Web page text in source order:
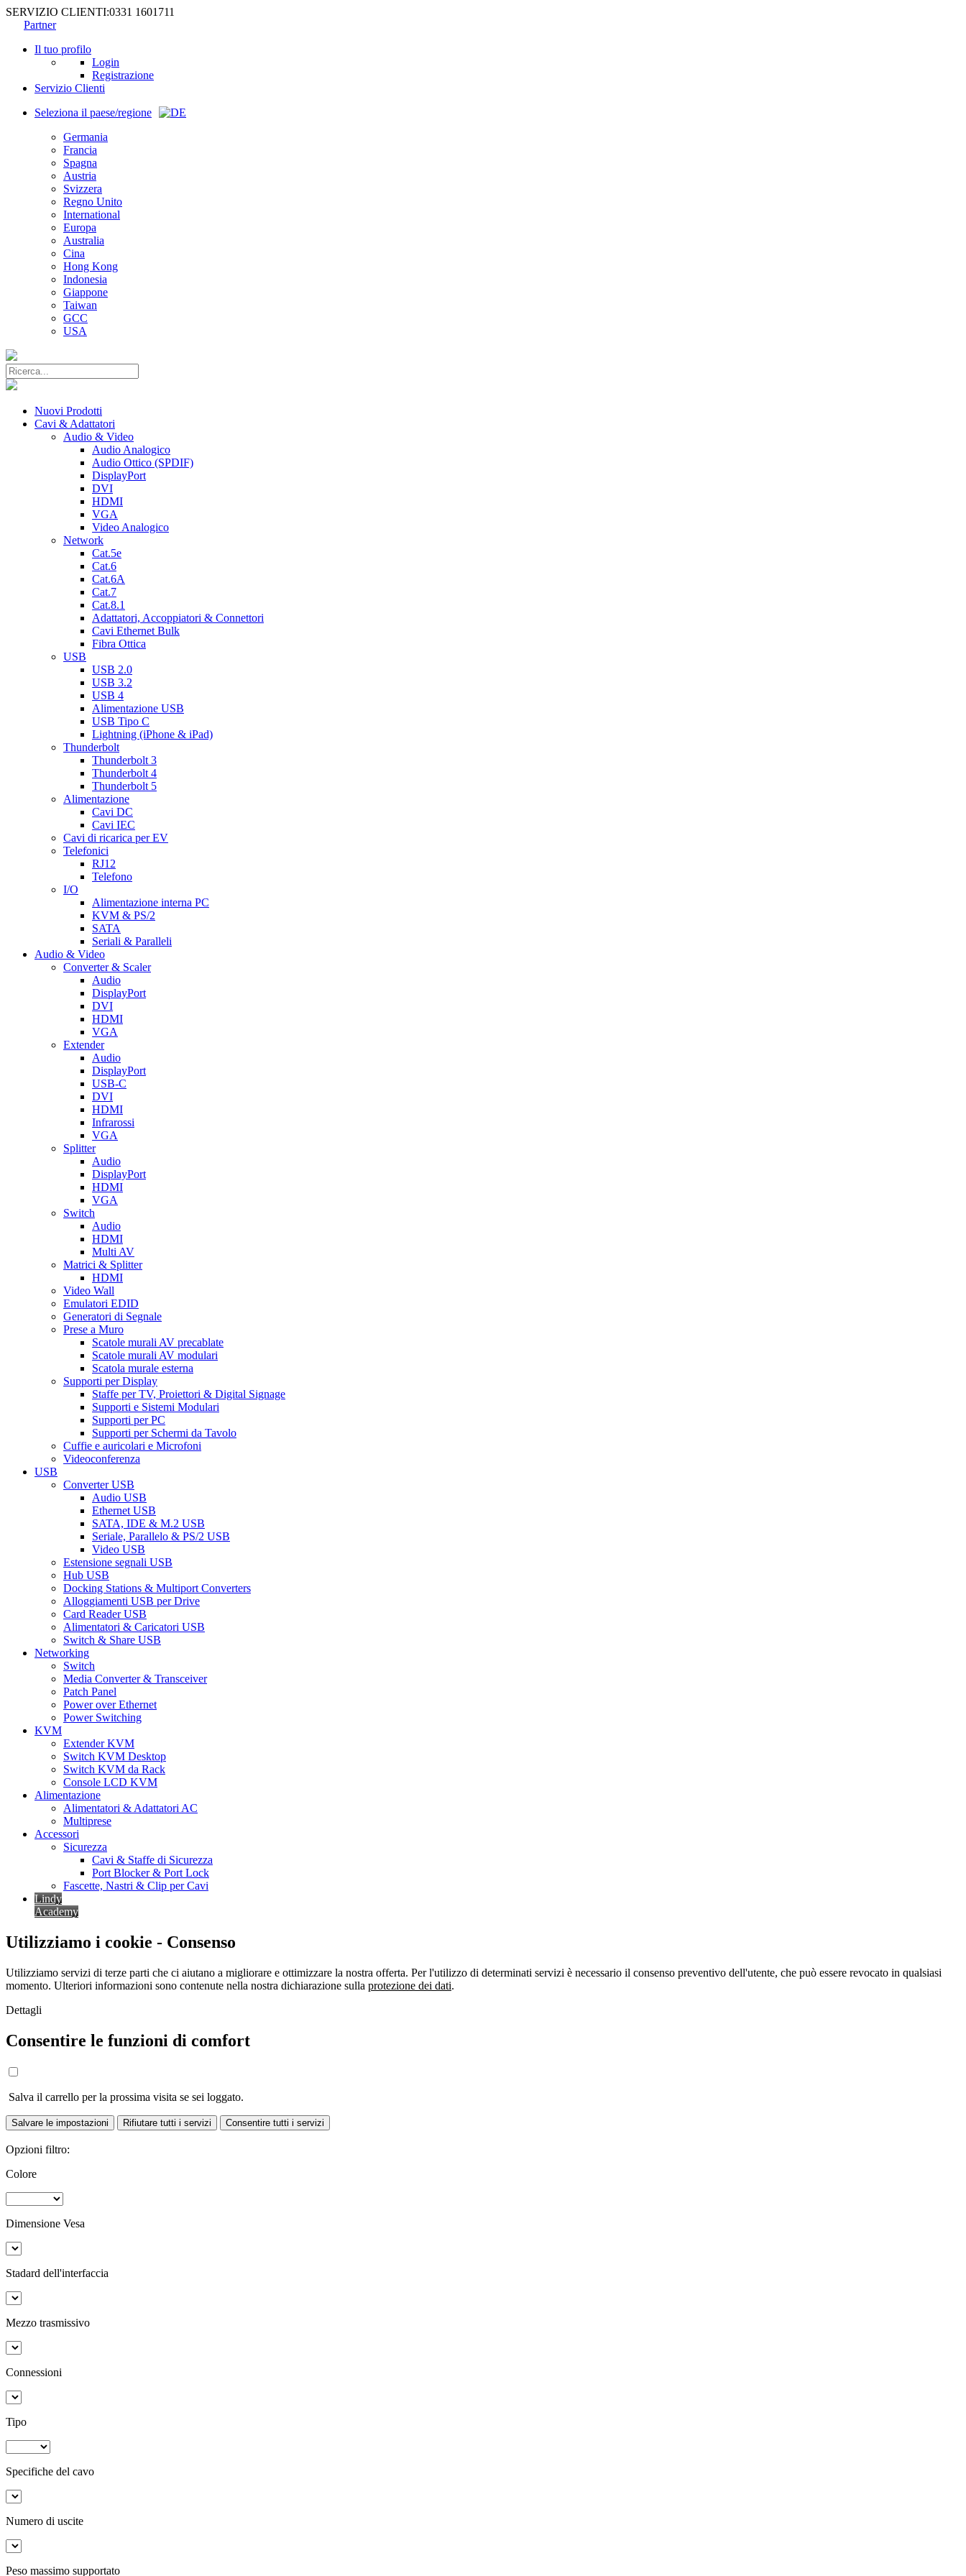
SERVIZIO CLIENTI:0331 1601711
Partner
Il tuo profilo
Login
Registrazione
Servizio Clienti
Seleziona il paese/regione
Germania
Francia
Spagna
Austria
Svizzera
Regno Unito
International
Europa
Australia
Cina
Hong Kong
Indonesia
Giappone
Taiwan
GCC
USA
Nuovi Prodotti
Cavi & Adattatori
Audio & Video
Audio Analogico
Audio Ottico (SPDIF)
DisplayPort
DVI
HDMI
VGA
Video Analogico
Network
Cat.5e
Cat.6
Cat.6A
Cat.7
Cat.8.1
Adattatori, Accoppiatori & Connettori
Cavi Ethernet Bulk
Fibra Ottica
USB
USB 2.0
USB 3.2
USB 4
Alimentazione USB
USB Tipo C
Lightning (iPhone & iPad)
Thunderbolt
Thunderbolt 3
Thunderbolt 4
Thunderbolt 5
Alimentazione
Cavi DC
Cavi IEC
Cavi di ricarica per EV
Telefonici
RJ12
Telefono
I/O
Alimentazione interna PC
KVM & PS/2
SATA
Seriali & Paralleli
Audio & Video
Converter & Scaler
Audio
DisplayPort
DVI
HDMI
VGA
Extender
Audio
DisplayPort
USB-C
DVI
HDMI
Infrarossi
VGA
Splitter
Audio
DisplayPort
HDMI
VGA
Switch
Audio
HDMI
Multi AV
Matrici & Splitter
HDMI
Video Wall
Emulatori EDID
Generatori di Segnale
Prese a Muro
Scatole murali AV precablate
Scatole murali AV modulari
Scatola murale esterna
Supporti per Display
Staffe per TV, Proiettori & Digital Signage
Supporti e Sistemi Modulari
Supporti per PC
Supporti per Schermi da Tavolo
Cuffie e auricolari e Microfoni
Videoconferenza
USB
Converter USB
Audio USB
Ethernet USB
SATA, IDE & M.2 USB
Seriale, Parallelo & PS/2 USB
Video USB
Estensione segnali USB
Hub USB
Docking Stations & Multiport Converters
Alloggiamenti USB per Drive
Card Reader USB
Alimentatori & Caricatori USB
Switch & Share USB
Networking
Switch
Media Converter & Transceiver
Patch Panel
Power over Ethernet
Power Switching
KVM
Extender KVM
Switch KVM Desktop
Switch KVM da Rack
Console LCD KVM
Alimentazione
Alimentatori & Adattatori AC
Multiprese
Accessori
Sicurezza
Cavi & Staffe di Sicurezza
Port Blocker & Port Lock
Fascette, Nastri & Clip per Cavi
Lindy
Academy
Utilizziamo i cookie - Consenso
Utilizziamo servizi di terze parti che ci aiutano a migliorare e ottimizzare la nostra offerta. Per l'utilizzo di determinati servizi è necessario il consenso preventivo dell'utente, che può essere revocato in qualsiasi
momento. Ulteriori informazioni sono contenute nella nostra dichiarazione sulla protezione dei dati.
Dettagli
Consentire le funzioni di comfort
Salva il carrello per la prossima visita se sei loggato.
Salvare le impostazioni Rifiutare tutti i servizi Consentire tutti i servizi
Opzioni filtro:
Colore
Dimensione Vesa
Stadard dell'interfaccia
Mezzo trasmissivo
Connessioni
Tipo
Specifiche del cavo
Numero di uscite
Peso massimo supportato